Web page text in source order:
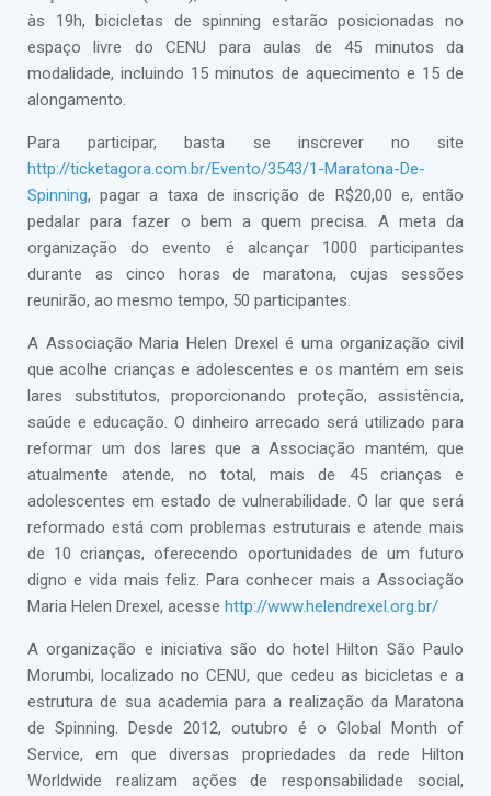
às 19h, bicicletas de spinning estarão posicionadas no
espaço livre do CENU para aulas de 45 minutos da
modalidade, incluindo 15 minutos de aquecimento e 15 de
alongamento.
Para participar, basta se inscrever no site
http://ticketagora.com.br/Evento/3543/1-Maratona-De-
Spinning, pagar a taxa de inscrição de R$20,00 e, então
pedalar para fazer o bem a quem precisa. A meta da
organização do evento é alcançar 1000 participantes
durante as cinco horas de maratona, cujas sessões
reunirão, ao mesmo tempo, 50 participantes.
A Associação Maria Helen Drexel é uma organização civil
que acolhe crianças e adolescentes e os mantém em seis
lares substitutos, proporcionando proteção, assistência,
saúde e educação. O dinheiro arrecado será utilizado para
reformar um dos lares que a Associação mantém, que
atualmente atende, no total, mais de 45 crianças e
adolescentes em estado de vulnerabilidade. O lar que será
reformado está com problemas estruturais e atende mais
de 10 crianças, oferecendo oportunidades de um futuro
digno e vida mais feliz. Para conhecer mais a Associação
Maria Helen Drexel, acesse http://www.helendrexel.org.br/
A organização e iniciativa são do hotel Hilton São Paulo
Morumbi, localizado no CENU, que cedeu as bicicletas e a
estrutura de sua academia para a realização da Maratona
de Spinning. Desde 2012, outubro é o Global Month of
Service, em que diversas propriedades da rede Hilton
Worldwide realizam ações de responsabilidade social,